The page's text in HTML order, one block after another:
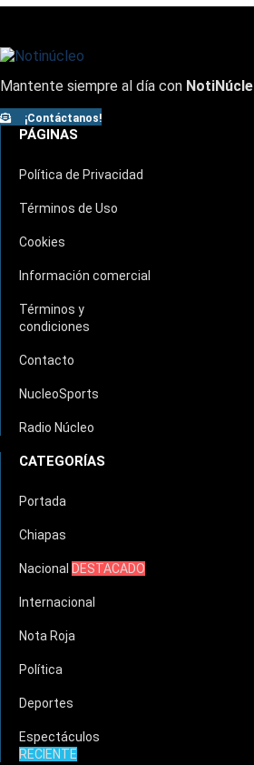
Mantente siempre al día con
¡Contáctanos!
PÁGINAS
Política de Privacidad
Términos de Uso
Cookies
Información comercial
Términos y
condiciones
Contacto
NucleoSports
Radio Núcleo
CATEGORÍAS
Portada
Chiapas
Nacional DESTACADO
Internacional
Nota Roja
Política
Deportes
Espectáculos
RECIENTE